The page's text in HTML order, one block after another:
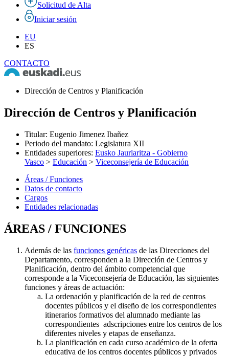
Solicitud de Alta
Iniciar sesión
EU
ES
CONTACTO
Dirección de Centros y Planificación
Dirección de Centros y Planificación
Titular: Eugenio Jimenez Ibañez
Periodo del mandato: Legislatura XII
Entidades superiores: Eusko Jaurlaritza - Gobierno
Vasco > Educación > Viceconsejería de Educación
Áreas / Funciones
Datos de contacto
Cargos
Entidades relacionadas
ÁREAS / FUNCIONES
Además de las funciones genéricas de las Direcciones del
Departamento, corresponden a la Dirección de Centros y
Planificación, dentro del ámbito competencial que
corresponde a la Viceconsejería de Educación, las siguientes
funciones y áreas de actuación:
La ordenación y planificación de la red de centros
docentes públicos y el diseño de los correspondientes
itinerarios formativos del alumnado mediante las
correspondientes adscripciones entre los centros de los
diferentes niveles y etapas de enseñanza.
La planificación en cada curso académico de la oferta
educativa de los centros docentes públicos y privados